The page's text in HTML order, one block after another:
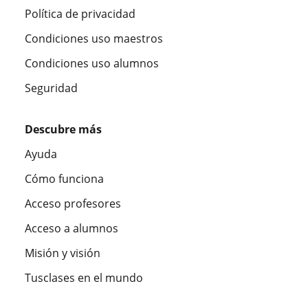
Política de privacidad
Condiciones uso maestros
Condiciones uso alumnos
Seguridad
Descubre más
Ayuda
Cómo funciona
Acceso profesores
Acceso a alumnos
Misión y visión
Tusclases en el mundo